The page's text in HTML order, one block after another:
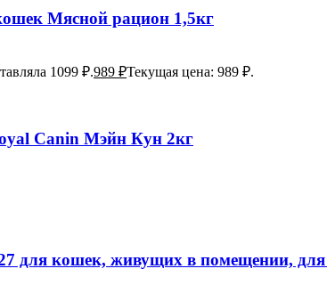
Мясной рацион 1,5кг
1099 ₽.989 ₽Текущая цена: 989 ₽.
Canin Мэйн Кун 2кг
для кошек, живущих в помещении, для